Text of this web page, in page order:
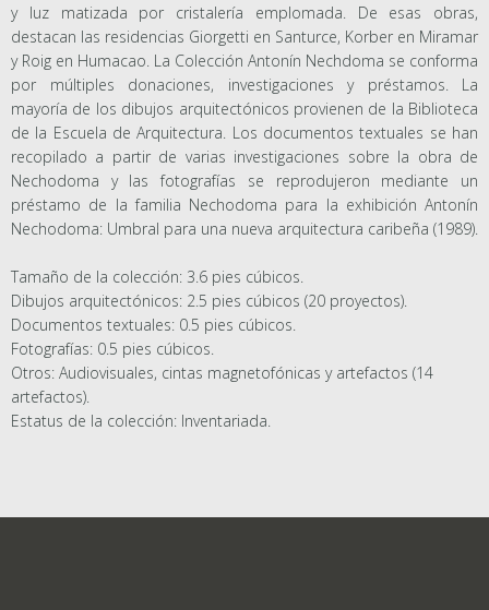
y luz matizada por cristalería emplomada. De esas obras,
destacan las residencias Giorgetti en Santurce, Korber en Miramar
y Roig en Humacao. La Colección Antonín Nechdoma se conforma
por múltiples donaciones, investigaciones y préstamos. La
mayoría de los dibujos arquitectónicos provienen de la Biblioteca
de la Escuela de Arquitectura. Los documentos textuales se han
recopilado a partir de varias investigaciones sobre la obra de
Nechodoma y las fotografías se reprodujeron mediante un
préstamo de la familia Nechodoma para la exhibición Antonín
Nechodoma: Umbral para una nueva arquitectura caribeña (1989).
Tamaño de la colección: 3.6 pies cúbicos.
Dibujos arquitectónicos: 2.5 pies cúbicos (20 proyectos).
Documentos textuales: 0.5 pies cúbicos.
Fotografías: 0.5 pies cúbicos.
Otros: Audiovisuales, cintas magnetofónicas y artefactos (14
artefactos).
Estatus de la colección: Inventariada.